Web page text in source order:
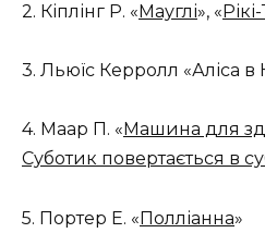
2. Кіплінг Р. «Мауглі», «
3. Льюїс Керролл «Аліса в
4. Маар П. « Машина для
Суботик повертається в
5. Портер Е. «Полліанна»